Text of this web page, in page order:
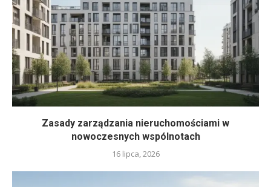
Zasady zarządzania nieruchomościami w
nowoczesnych wspólnotach
16 lipca, 2026